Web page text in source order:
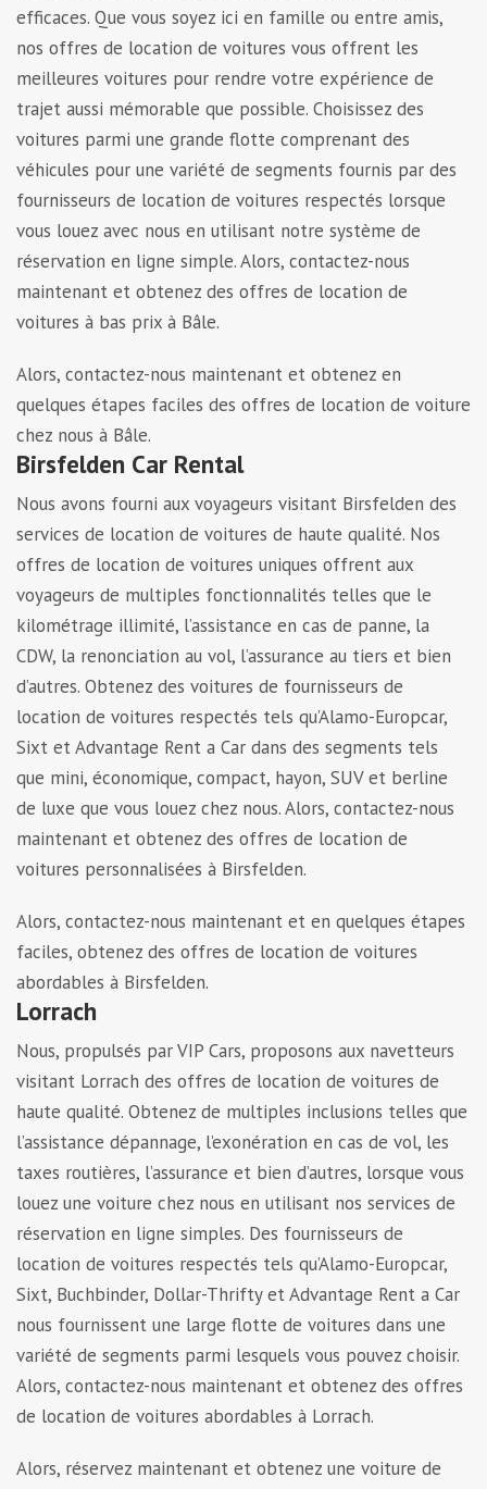
efficaces. Que vous soyez ici en famille ou entre amis,
nos offres de location de voitures vous offrent les
meilleures voitures pour rendre votre expérience de
trajet aussi mémorable que possible. Choisissez des
voitures parmi une grande flotte comprenant des
véhicules pour une variété de segments fournis par des
fournisseurs de location de voitures respectés lorsque
vous louez avec nous en utilisant notre système de
réservation en ligne simple. Alors, contactez-nous
maintenant et obtenez des offres de location de
voitures à bas prix à Bâle.
Alors, contactez-nous maintenant et obtenez en
quelques étapes faciles des offres de location de voiture
chez nous à Bâle.
Birsfelden Car Rental
Nous avons fourni aux voyageurs visitant Birsfelden des
services de location de voitures de haute qualité. Nos
offres de location de voitures uniques offrent aux
voyageurs de multiples fonctionnalités telles que le
kilométrage illimité, l’assistance en cas de panne, la
CDW, la renonciation au vol, l’assurance au tiers et bien
d’autres. Obtenez des voitures de fournisseurs de
location de voitures respectés tels qu’Alamo-Europcar,
Sixt et Advantage Rent a Car dans des segments tels
que mini, économique, compact, hayon, SUV et berline
de luxe que vous louez chez nous. Alors, contactez-nous
maintenant et obtenez des offres de location de
voitures personnalisées à Birsfelden.
Alors, contactez-nous maintenant et en quelques étapes
faciles, obtenez des offres de location de voitures
abordables à Birsfelden.
Lorrach
Nous, propulsés par VIP Cars, proposons aux navetteurs
visitant Lorrach des offres de location de voitures de
haute qualité. Obtenez de multiples inclusions telles que
l’assistance dépannage, l’exonération en cas de vol, les
taxes routières, l’assurance et bien d’autres, lorsque vous
louez une voiture chez nous en utilisant nos services de
réservation en ligne simples. Des fournisseurs de
location de voitures respectés tels qu’Alamo-Europcar,
Sixt, Buchbinder, Dollar-Thrifty et Advantage Rent a Car
nous fournissent une large flotte de voitures dans une
variété de segments parmi lesquels vous pouvez choisir.
Alors, contactez-nous maintenant et obtenez des offres
de location de voitures abordables à Lorrach.
Alors, réservez maintenant et obtenez une voiture de